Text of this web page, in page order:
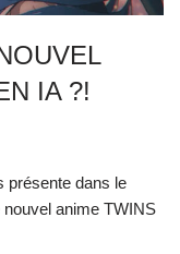
IA ?!
présente dans le
anime TWINS